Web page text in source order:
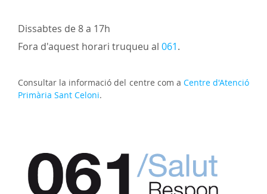
Dissabtes de 8 a 17h
Fora d'aquest horari truqueu al 061.
Consultar la informació del centre com a Centre d'Atenció
Primària Sant Celoni.